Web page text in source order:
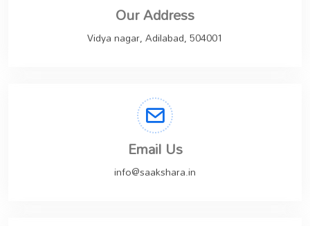
Our Address
Vidya nagar, Adilabad, 504001
Email Us
info@saakshara.in